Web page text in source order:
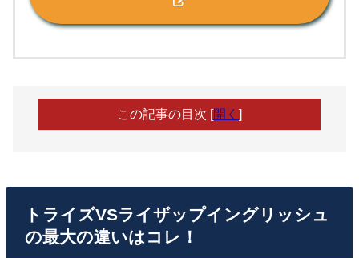
この記事の目次 [開く ]
トライズVSライザップイングリッシュ
の最大の違いはコレ！